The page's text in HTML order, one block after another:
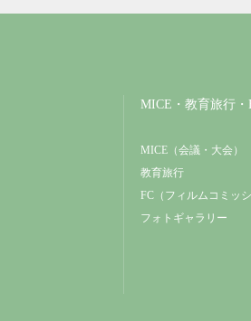
MICE・教育旅行・
MICE（会議・大会）
教育旅行
FC（フィルムコミッシ
フォトギャラリー